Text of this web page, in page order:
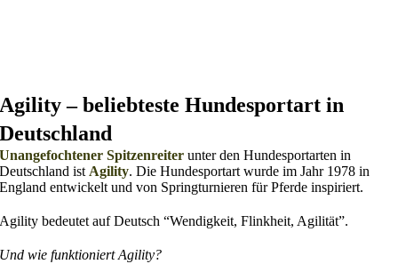
Agility – beliebteste Hundesportart in
Deutschland
Unangefochtener Spitzenreiter unter den Hundesportarten in
Deutschland ist Agility. Die Hundesportart wurde im Jahr 1978 in
England entwickelt und von Springturnieren für Pferde inspiriert.
Agility bedeutet auf Deutsch “Wendigkeit, Flinkheit, Agilität”.
Und wie funktioniert Agility?